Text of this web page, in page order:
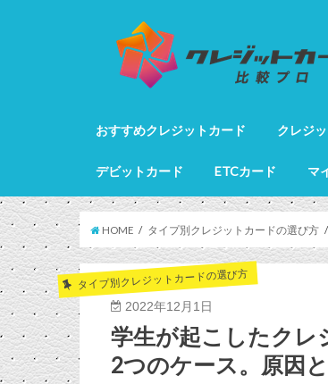
おすすめクレジットカード
クレジットカード全カードランキング
クレジットカードランキング
ゴールドカードランキング
プラチナカードランキング
ブラックカードランキング
クレジ
クレジットカ
デビットカード
デビットカード比較
デビットカードランキング
ETCカード マ
マイル
HOME タイプ別クレジットカードの選び方
タイプ別クレジットカードの選び方
2022年12月1日
学生が起こしたクレ
2つのケース。原因